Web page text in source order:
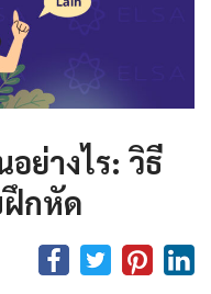
อย่างไร: วิธี
กหัด